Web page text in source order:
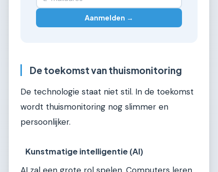
Aanmelden →
De toekomst van thuismonitoring
De technologie staat niet stil. In de toekomst
wordt thuismonitoring nog slimmer en
persoonlijker.
Kunstmatige intelligentie (AI)